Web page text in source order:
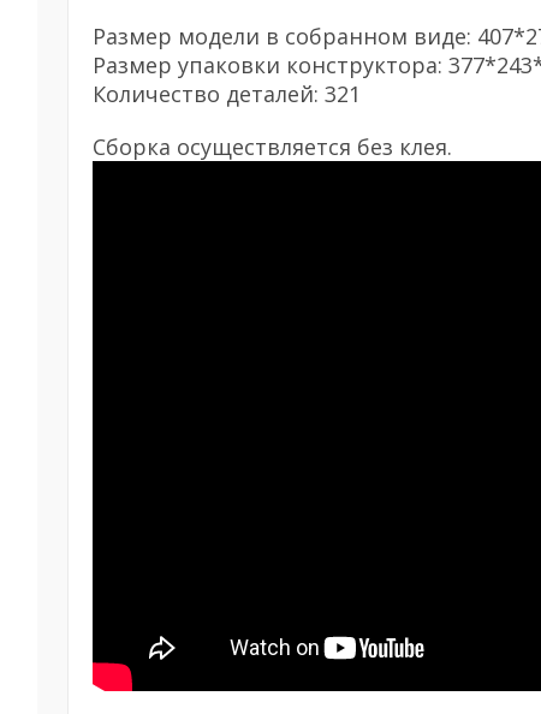
Размер модели в собранном виде:
Размер упаковки конструктора:
Количество деталей: 321
Сборка осуществляется без клея.